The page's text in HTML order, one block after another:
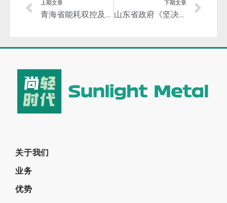
上期文章
青海省能耗双控及遏制“两高” 项目盲目发展工作会议召开
下期文章
山东省政府《坚决遏制“两高”项目盲目发展的若干措施的通知》
关于我们
业务
优势